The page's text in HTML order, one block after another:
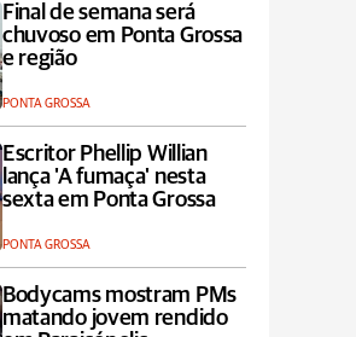
Final de semana será
chuvoso em Ponta Grossa
e região
PONTA GROSSA
Escritor Phellip Willian
lança 'A fumaça' nesta
sexta em Ponta Grossa
PONTA GROSSA
Bodycams mostram PMs
matando jovem rendido